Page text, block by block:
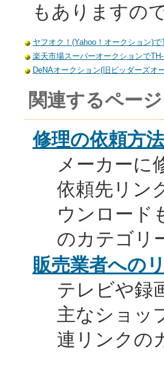
もありますの
ヤフオク！(Yahoo！オークション)で
楽天市場スーパーオークションで
DeNAオークション(旧ビッダーズオ
関連するページ
修理の依頼方法
メーカーに
依頼先リン
ウンロード
のカテゴリ
販売業者への
テレビや録
主なショッ
連リンクの